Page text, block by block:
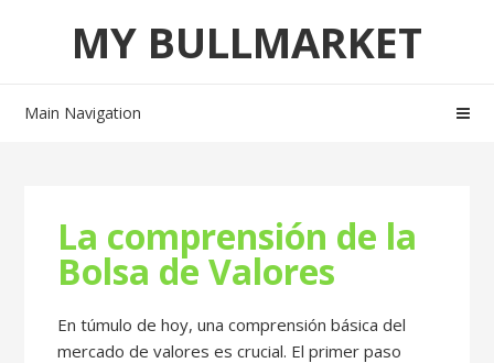
MY BULLMARKET
Main Navigation
La comprensión de la
Bolsa de Valores
En túmulo de hoy, una comprensión básica del
mercado de valores es crucial. El primer paso